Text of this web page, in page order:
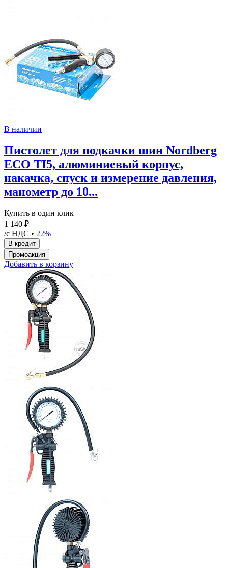
В наличии
Пистолет для подкачки шин Nordberg
ECO TI5, алюминиевый корпус,
накачка, спуск и измерение давления,
манометр до 10...
Купить в один клик
1 140 ₽
/с НДС • 22%
Добавить в корзину